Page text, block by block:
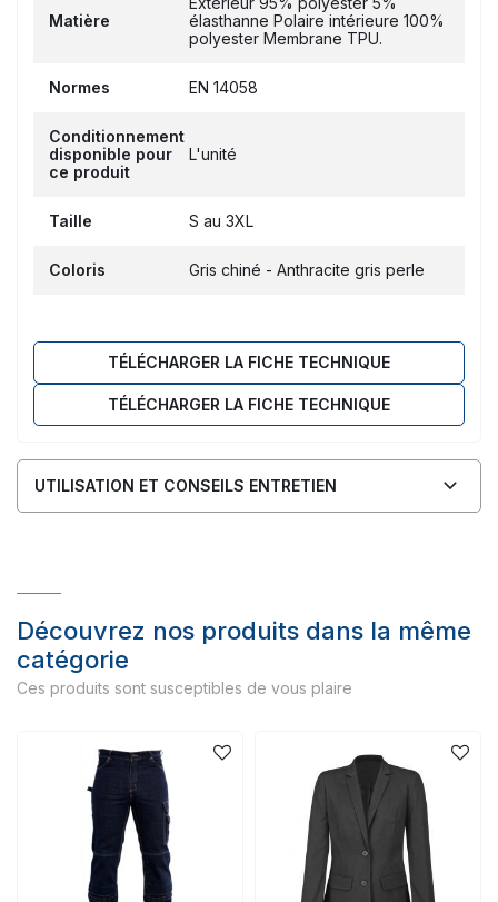
Matière
élasthanne Polaire intérieure 100%
polyester Membrane TPU.
Normes EN 14058
Conditionnement
disponible pour
ce produit
L'unité
Taille S au 3XL
Coloris Gris chiné - Anthracite gris perle
TÉLÉCHARGER LA FICHE TECHNIQUE
TÉLÉCHARGER LA FICHE TECHNIQUE
UTILISATION ET CONSEILS ENTRETIEN
Découvrez nos produits dans la même
catégorie
Ces produits sont susceptibles de vous plaire